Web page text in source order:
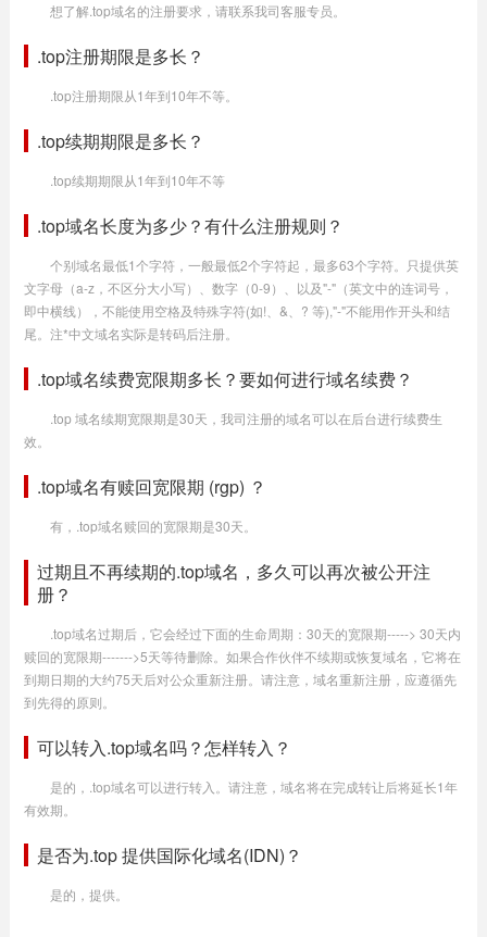
想了解.top域名的注册要求，请联系我司客服专员。
.top注册期限是多长？
.top注册期限从1年到10年不等。
.top续期期限是多长？
.top续期期限从1年到10年不等
.top域名长度为多少？有什么注册规则？
个别域名最低1个字符，一般最低2个字符起，最多63个字符。只提供英
文字母（a-z，不区分大小写）、数字（0-9）、以及"-"（英文中的连词号，
即中横线），不能使用空格及特殊字符(如!、&、? 等),"-"不能用作开头和结
尾。注*中文域名实际是转码后注册。
.top域名续费宽限期多长？要如何进行域名续费？
.top 域名续期宽限期是30天，我司注册的域名可以在后台进行续费生
效。
.top域名有赎回宽限期 (rgp) ？
有，.top域名赎回的宽限期是30天。
过期且不再续期的.top域名，多久可以再次被公开注
册？
.top域名过期后，它会经过下面的生命周期：30天的宽限期-----> 30天内
赎回的宽限期------->5天等待删除。如果合作伙伴不续期或恢复域名，它将在
到期日期的大约75天后对公众重新注册。请注意，域名重新注册，应遵循先
到先得的原则。
可以转入.top域名吗？怎样转入？
是的，.top域名可以进行转入。请注意，域名将在完成转让后将延长1年
有效期。
是否为.top 提供国际化域名(IDN)？
是的，提供。